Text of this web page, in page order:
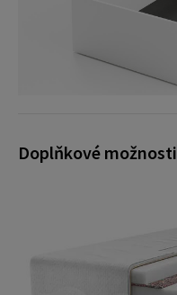
Doplňkové možnosti